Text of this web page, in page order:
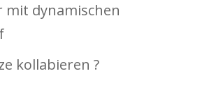
mit dynamischen
kollabieren ?